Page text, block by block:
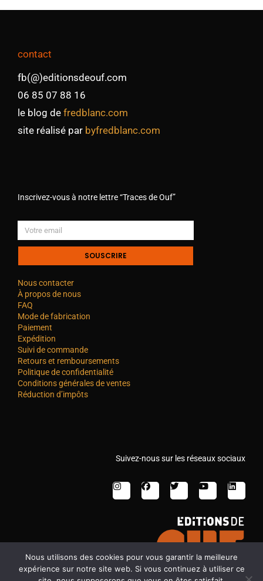
contact
fb(@)editionsdeouf.com
06 85 07 88 16
le blog de fredblanc.com
site réalisé par byfredblanc.com
Inscrivez-vous à notre lettre “Traces de Ouf”
SOUSCRIRE
Nous contacter
À propos de nous
FAQ
Mode de fabrication
Paiement
Expédition
Suivi de commande
Retours et remboursements
Politique de confidentialité
Conditions générales de ventes
Réduction d’impôts
Suivez-nous sur les réseaux sociaux
Nous utilisons des cookies pour vous garantir la meilleure
expérience sur notre site web. Si vous continuez à utiliser ce